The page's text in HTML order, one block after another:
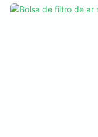
tecidos de couro, tecidos